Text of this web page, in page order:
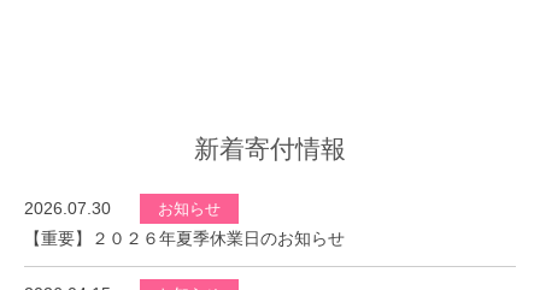
新着寄付情報
2026.07.30 お知らせ
【重要】２０２６年夏季休業日のお知らせ